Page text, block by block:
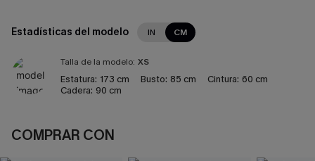
Estadísticas del modelo IN CM
Talla de la modelo: XS
Estatura: 173 cm Busto: 85 cm Cintura: 60 cm
Cadera: 90 cm
COMPRAR CON